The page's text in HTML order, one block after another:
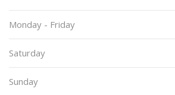
Monday - Friday
Saturday
Sunday